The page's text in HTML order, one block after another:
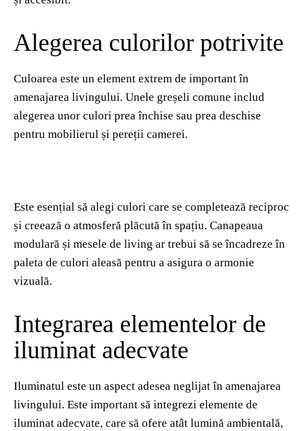
Alegerea culorilor potrivite
Culoarea este un element extrem de important în
amenajarea livingului. Unele greșeli comune includ
alegerea unor culori prea închise sau prea deschise
pentru mobilierul și pereții camerei.
Este esențial să alegi culori care se completează reciproc
și creează o atmosferă plăcută în spațiu. Canapeaua
modulară și mesele de living ar trebui să se încadreze în
paleta de culori aleasă pentru a asigura o armonie
vizuală.
Integrarea elementelor de
iluminat adecvate
Iluminatul este un aspect adesea neglijat în amenajarea
livingului. Este important să integrezi elemente de
iluminat adecvate, care să ofere atât lumină ambientală,